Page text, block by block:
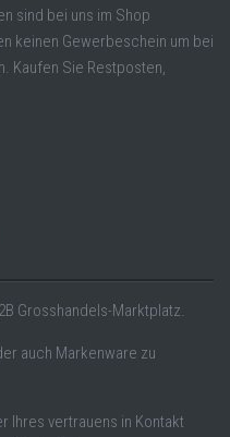
sind bei uns im Shop
keinen Gewerbeschein um bei
Kaufen Sie Restposten,
Grosshandels-Marktplatz.
auch Markenware zu
Ihres vertrauens in Kontakt